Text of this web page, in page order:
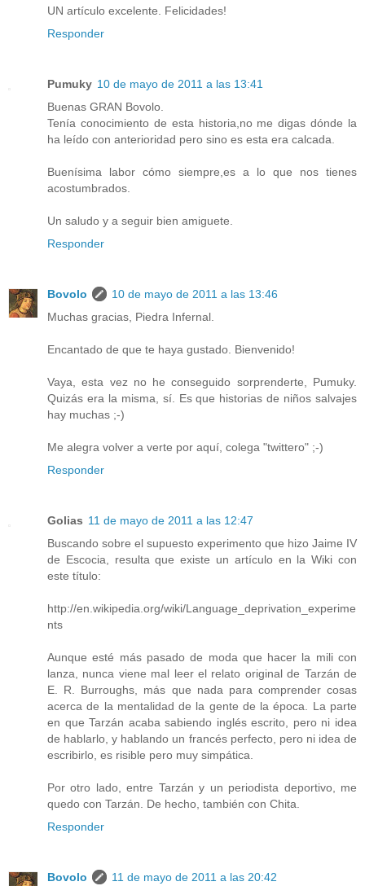
UN artículo excelente. Felicidades!
Responder
Pumuky 10 de mayo de 2011 a las 13:41
Buenas GRAN Bovolo.
Tenía conocimiento de esta historia,no me digas dónde la
ha leído con anterioridad pero sino es esta era calcada.
Buenísima labor cómo siempre,es a lo que nos tienes
acostumbrados.
Un saludo y a seguir bien amiguete.
Responder
Bovolo
10 de mayo de 2011 a las 13:46
Muchas gracias, Piedra Infernal.
Encantado de que te haya gustado. Bienvenido!
Vaya, esta vez no he conseguido sorprenderte, Pumuky.
Quizás era la misma, sí. Es que historias de niños salvajes
hay muchas ;-)
Me alegra volver a verte por aquí, colega "twittero" ;-)
Responder
Golias 11 de mayo de 2011 a las 12:47
Buscando sobre el supuesto experimento que hizo Jaime IV
de Escocia, resulta que existe un artículo en la Wiki con
este título:
http://en.wikipedia.org/wiki/Language_deprivation_experime
nts
Aunque esté más pasado de moda que hacer la mili con
lanza, nunca viene mal leer el relato original de Tarzán de
E. R. Burroughs, más que nada para comprender cosas
acerca de la mentalidad de la gente de la época. La parte
en que Tarzán acaba sabiendo inglés escrito, pero ni idea
de hablarlo, y hablando un francés perfecto, pero ni idea de
escribirlo, es risible pero muy simpática.
Por otro lado, entre Tarzán y un periodista deportivo, me
quedo con Tarzán. De hecho, también con Chita.
Responder
Bovolo 11 de mayo de 2011 a las 20:42